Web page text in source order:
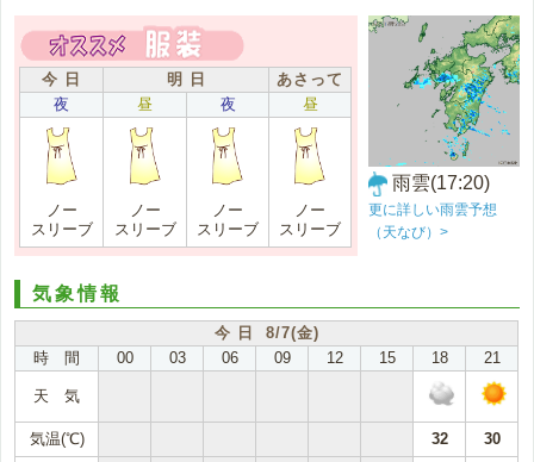
今 日 明 日
あさって
夜
昼 夜 昼
ノー
スリーブ
ノー
スリーブ
ノー
スリーブ
ノー
スリーブ
雨雲(17:20)
更に詳しい雨雲予想
（天なび）>
気象情報
今 日 8/7(金)
時 間
00 03 06 09 12 15 18 21
天 気
気温(℃) 32
30